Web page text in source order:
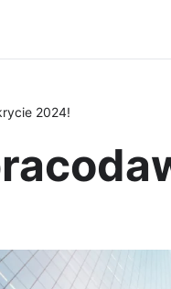
2024!